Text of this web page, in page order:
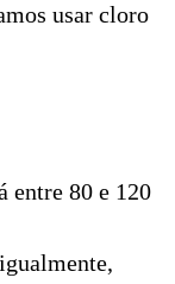
usar cloro
entre 80 e 120